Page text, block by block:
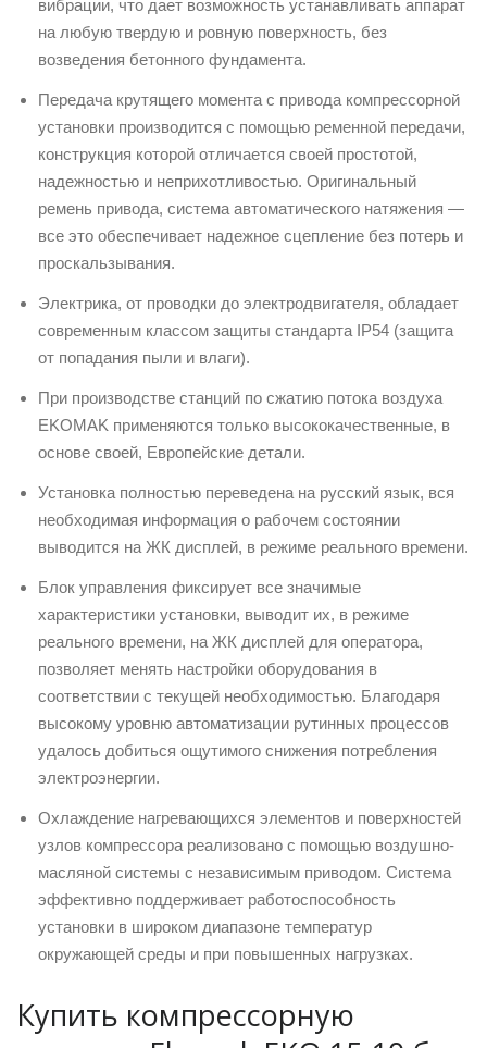
вибрации, что дает возможность устанавливать аппарат
на любую твердую и ровную поверхность, без
возведения бетонного фундамента.
Передача крутящего момента с привода компрессорной
установки производится с помощью ременной передачи,
конструкция которой отличается своей простотой,
надежностью и неприхотливостью. Оригинальный
ремень привода, система автоматического натяжения —
все это обеспечивает надежное сцепление без потерь и
проскальзывания.
Электрика, от проводки до электродвигателя, обладает
современным классом защиты стандарта IP54 (защита
от попадания пыли и влаги).
При производстве станций по сжатию потока воздуха
EKOMAK применяются только высококачественные, в
основе своей, Европейские детали.
Установка полностью переведена на русский язык, вся
необходимая информация о рабочем состоянии
выводится на ЖК дисплей, в режиме реального времени.
Блок управления фиксирует все значимые
характеристики установки, выводит их, в режиме
реального времени, на ЖК дисплей для оператора,
позволяет менять настройки оборудования в
соответствии с текущей необходимостью. Благодаря
высокому уровню автоматизации рутинных процессов
удалось добиться ощутимого снижения потребления
электроэнергии.
Охлаждение нагревающихся элементов и поверхностей
узлов компрессора реализовано с помощью воздушно-
масляной системы с независимым приводом. Система
эффективно поддерживает работоспособность
установки в широком диапазоне температур
окружающей среды и при повышенных нагрузках.
Купить компрессорную